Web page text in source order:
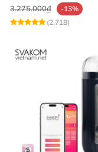
3.275.000₫
-13%
(2,718)